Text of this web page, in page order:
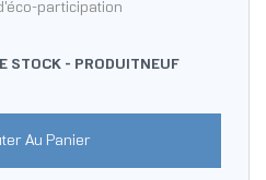
participation
STOCK - PRODUITNEUF
Au Panier